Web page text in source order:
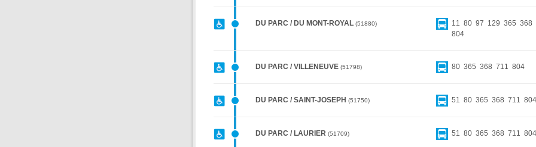
DU PARC / DU MONT-ROYAL 51880 11 80 97 129 365 368
804
DU PARC / VILLENEUVE 51798 80 365 368 711 804
DU PARC / SAINT-JOSEPH 51750 51 80 365 368 711 804
DU PARC / LAURIER 51709 51 80 365 368 711 804